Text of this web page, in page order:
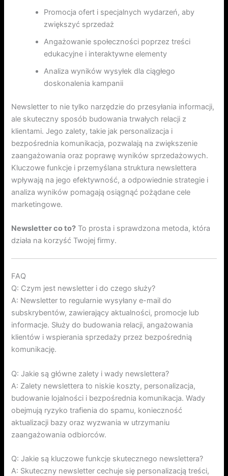
Promocja ofert i specjalnych wydarzeń, aby
zwiększyć sprzedaż
Angażowanie społeczności poprzez treści
edukacyjne i interaktywne elementy
Analiza wyników wysyłek dla ciągłego
doskonalenia kampanii
Newsletter to nie tylko narzędzie do przesyłania informacji,
ale skuteczny sposób budowania trwałych relacji z
klientami. Jego zalety, takie jak personalizacja i
bezpośrednia komunikacja, pozwalają na zwiększenie
zaangażowania oraz poprawę wyników sprzedażowych.
Kluczowe funkcje i przemyślana struktura newslettera
wpływają na jego efektywność, a odpowiednie strategie i
analiza wyników pomagają osiągnąć pożądane cele
marketingowe.
Newsletter co to? To prosta i sprawdzona metoda, która
działa na korzyść Twojej firmy.
FAQ
Q: Czym jest newsletter i do czego służy?
A: Newsletter to regularnie wysyłany e-mail do
subskrybentów, zawierający aktualności, promocje lub
informacje. Służy do budowania relacji, angażowania
klientów i wspierania sprzedaży przez bezpośrednią
komunikację.
Q: Jakie są główne zalety i wady newslettera?
A: Zalety newslettera to niskie koszty, personalizacja,
budowanie lojalności i bezpośrednia komunikacja. Wady
obejmują ryzyko trafienia do spamu, konieczność
aktualizacji bazy oraz wyzwania w utrzymaniu
zaangażowania odbiorców.
Q: Jakie są kluczowe funkcje skutecznego newslettera?
A: Skuteczny newsletter cechuje się personalizacją treści,